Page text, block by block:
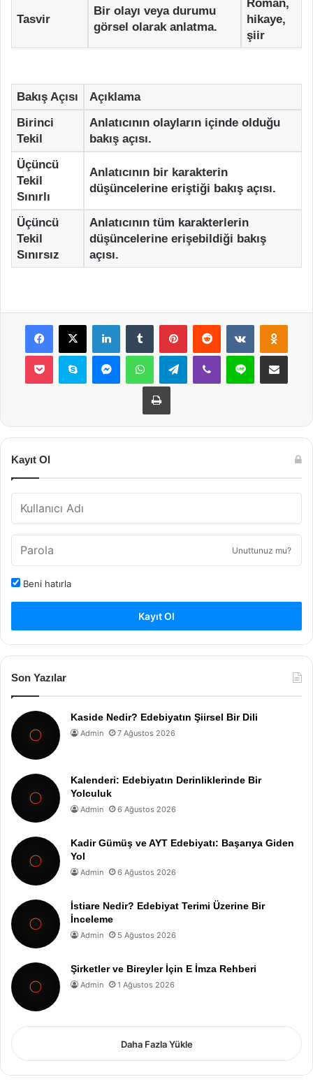
Tasvir
Bir olayı veya durumu
görsel olarak anlatma.
Roman,
hikaye,
şiir
Bakış Açısı
Açıklama
Birinci
Tekil
Anlatıcının olayların içinde olduğu
bakış açısı.
Üçüncü
Tekil
Sınırlı
Anlatıcının bir karakterin
düşüncelerine eriştiği bakış açısı.
Üçüncü
Tekil
Sınırsız
Anlatıcının tüm karakterlerin
düşüncelerine erişebildiği bakış
açısı.
Facebook
X LinkedInTumblr PinterestReddit VKontakte
Pocket Skype MessengerWhatsAppTelegramViber Line E-Posta ile
Yazdır
Kayıt Ol
Unuttunuz mu?
Beni hatırla
Kayıt Ol
Son Yazılar
Kaside Nedir? Edebiyatın Şiirsel Bir Dili
Admin 7 Ağustos 2026
Kalenderi: Edebiyatın Derinliklerinde Bir
Yolculuk
Admin 6 Ağustos 2026
Kadir Gümüş ve AYT Edebiyatı: Başarıya Giden
Yol
Admin 6 Ağustos 2026
İstiare Nedir? Edebiyat Terimi Üzerine Bir
İnceleme
Admin 5 Ağustos 2026
Şirketler ve Bireyler İçin E İmza Rehberi
Admin 1 Ağustos 2026
Daha Fazla Yükle